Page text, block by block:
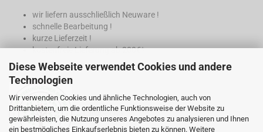
Diese Webseite verwendet Cookies und andere
Technologien
Wir verwenden Cookies und ähnliche Technologien, auch von
Drittanbietern, um die ordentliche Funktionsweise der Website zu
gewährleisten, die Nutzung unseres Angebotes zu analysieren und Ihnen
ein bestmögliches Einkaufserlebnis bieten zu können. Weitere
wir liefern ausschließlich Neuware !
schnelle Bearbeitung !
kurze Lieferzeit !
kostenfreie Lieferung ab 200€*
* nur innerhalb Deutschland